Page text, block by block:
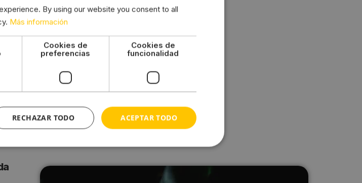
By using our website you consent to all
Más información
Cookies de
preferencias
Cookies de
funcionalidad
ACEPTAR TODO
RECHAZAR TODO